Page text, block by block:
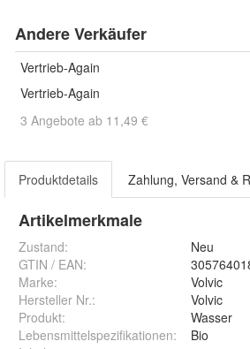
Andere Verkäufer
Vertrieb-Again
Vertrieb-Again
3 Angebote ab 11,49 €
Produktdetails Zahlung, Versand &
Artikelmerkmale
Zustand:
Neu
GTIN / EAN:
Marke:
Volvic
Hersteller Nr.:
Volvic
Produkt:
Wasser
Lebensmittelspezifikationen:
Bio